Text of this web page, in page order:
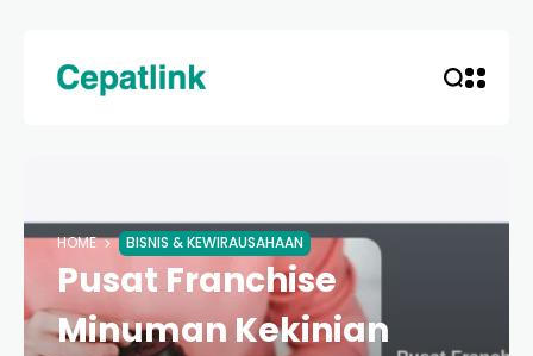
HOME BISNIS & KEWIRAUSAHAAN
Pusat Franchise
Minuman Kekinian